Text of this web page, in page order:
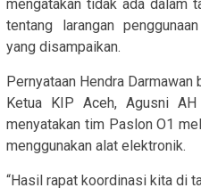
mengatakan tidak ada dalam
tentang larangan
yang disampaikan.
Pernyataan Hendra
Ketua KIP Aceh, Agusni
menyatakan tim Paslon O1
menggunakan alat elektronik.
“Hasil rapat koordinasi kita di